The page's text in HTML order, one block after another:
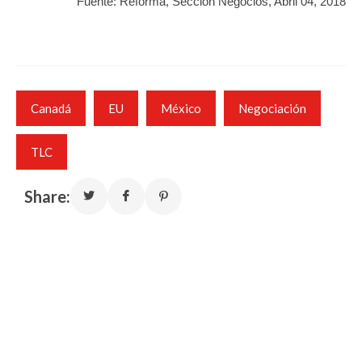
Canadá EU México Negociación
TLC
Share: